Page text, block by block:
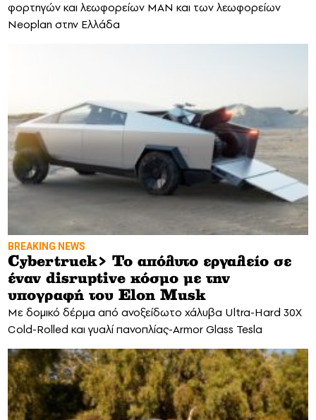
φορτηγών και λεωφορείων MAN και των λεωφορείων
Neoplan στην Ελλάδα
BREAKING NEWS
Cybertruck> Το απόλυτο εργαλείο σε
έναν disruptive κόσμο με την
υπογραφή του Elon Musk
Mε δομικό δέρμα από ανοξείδωτο χάλυβα Ultra-Hard 30X
Cold-Rolled και γυαλί πανοπλίας-Armor Glass Tesla